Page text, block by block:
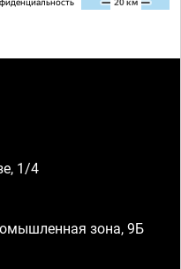
1/4
зона, 9Б